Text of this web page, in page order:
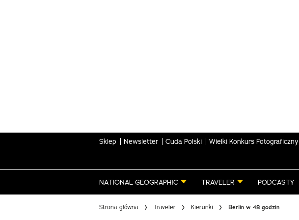
Sklep Newsletter Cuda Polski Wielki Konkurs Fotograficzny
NATIONAL GEOGRAPHIC TRAVELER PODCASTY
Strona główna Traveler Kierunki Berlin w 48 godzin